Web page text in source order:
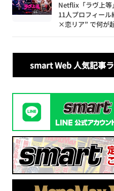
Netflix「ラヴ上等
11人プロフィー
×恋リア” で何が
smart Web 人気記事